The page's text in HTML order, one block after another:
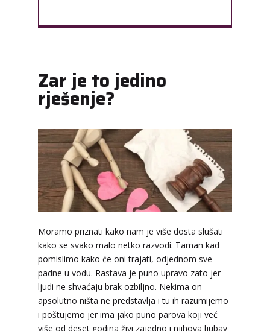
Zar je to jedino
rješenje?
Moramo priznati kako nam je više dosta slušati
kako se svako malo netko razvodi. Taman kad
pomislimo kako će oni trajati, odjednom sve
padne u vodu. Rastava je puno upravo zato jer
ljudi ne shvaćaju brak ozbiljno. Nekima on
apsolutno ništa ne predstavlja i tu ih razumijemo
i poštujemo jer ima jako puno parova koji već
više od deset godina živi zajedno i njihova ljubav
KRISTINA/ Kod 160
Tarot savjetnik je zauzet
TEHNIKE:asrologija; numerologija, tarot
Broj tel: 064/600-600
tel:0,93€ - mob:1,12€ min